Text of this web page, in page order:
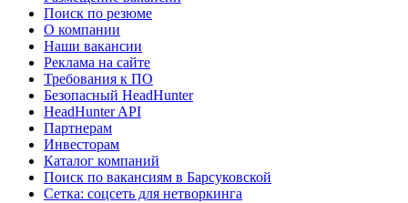
Поиск по резюме
О компании
Наши вакансии
Реклама на сайте
Требования к ПО
Безопасный HeadHunter
HeadHunter API
Партнерам
Инвесторам
Каталог компаний
Поиск по вакансиям в Барсуковской
Сетка: соцсеть для нетворкинга